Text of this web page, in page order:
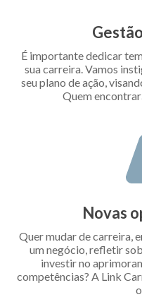
É importante dedicar
sua carreira. Vamos
seu plano de ação,
Quem
Novas
Quer mudar de carreira,
um negócio, refletir
investir no
competências? A Link